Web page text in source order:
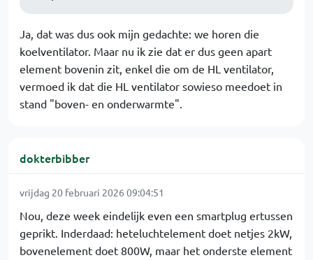
Ja, dat was dus ook mijn gedachte: we horen die
koelventilator. Maar nu ik zie dat er dus geen apart
element bovenin zit, enkel die om de HL ventilator,
vermoed ik dat die HL ventilator sowieso meedoet in
stand "boven- en onderwarmte".
dokterbibber
vrijdag 20 februari 2026 09:04:51
Nou, deze week eindelijk even een smartplug ertussen
geprikt. Inderdaad: heteluchtelement doet netjes 2kW,
bovenelement doet 800W, maar het onderste element